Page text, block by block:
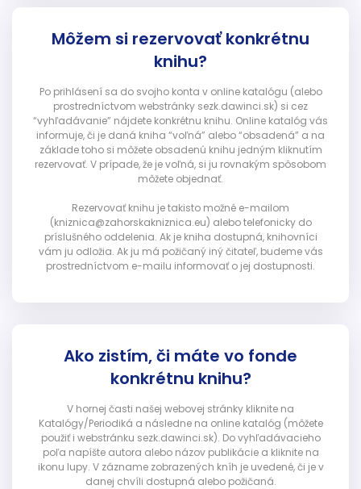
Môžem si rezervovať konkrétnu
knihu?
Po prihlásení sa do svojho konta v online katalógu (alebo
prostredníctvom webstránky sezk.dawinci.sk) si cez
“vyhľadávanie” nájdete konkrétnu knihu. Online katalóg vás
informuje, či je daná kniha “voľná” alebo “obsadená” a na
základe toho si môžete obsadenú knihu jedným kliknutím
rezervovať. V prípade, že je voľná, si ju rovnakým spôsobom
môžete objednať.
Rezervovať knihu je takisto možné e-mailom
(kniznica@zahorskakniznica.eu) alebo telefonicky do
príslušného oddelenia. Ak je kniha dostupná, knihovníci
vám ju odložia. Ak ju má požičaný iný čitateľ, budeme vás
prostredníctvom e-mailu informovať o jej dostupnosti.
Ako zistím, či máte vo fonde
konkrétnu knihu?
V hornej časti našej webovej stránky kliknite na
Katalógy/Periodiká a následne na online katalóg (môžete
použiť i webstránku sezk.dawinci.sk). Do vyhľadávacieho
poľa napíšte autora alebo názov publikácie a kliknite na
ikonu lupy. V zázname zobrazených kníh je uvedené, či je v
danej chvíli dostupná alebo požičaná.